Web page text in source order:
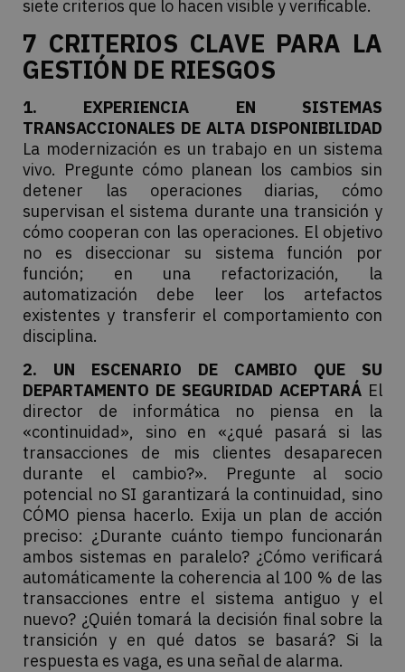
siete criterios que lo hacen visible y verificable.
7 CRITERIOS CLAVE PARA LA
GESTIÓN DE RIESGOS
1. EXPERIENCIA EN SISTEMAS
TRANSACCIONALES DE ALTA DISPONIBILIDAD
La modernización es un trabajo en un sistema
vivo. Pregunte cómo planean los cambios sin
detener las operaciones diarias, cómo
supervisan el sistema durante una transición y
cómo cooperan con las operaciones. El objetivo
no es diseccionar su sistema función por
función; en una refactorización, la
automatización debe leer los artefactos
existentes y transferir el comportamiento con
disciplina.
2. UN ESCENARIO DE CAMBIO QUE SU
DEPARTAMENTO DE SEGURIDAD ACEPTARÁ El
director de informática no piensa en la
«continuidad», sino en «¿qué pasará si las
transacciones de mis clientes desaparecen
durante el cambio?». Pregunte al socio
potencial no SI garantizará la continuidad, sino
CÓMO piensa hacerlo. Exija un plan de acción
preciso: ¿Durante cuánto tiempo funcionarán
ambos sistemas en paralelo? ¿Cómo verificará
automáticamente la coherencia al 100 % de las
transacciones entre el sistema antiguo y el
nuevo? ¿Quién tomará la decisión final sobre la
transición y en qué datos se basará? Si la
respuesta es vaga, es una señal de alarma.